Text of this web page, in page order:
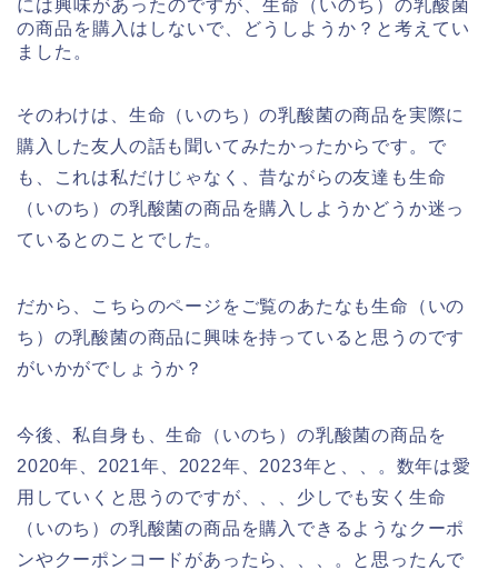
には興味があったのですが、生命（いのち）の乳酸菌
の商品を購入はしないで、どうしようか？と考えてい
ました。
そのわけは、生命（いのち）の乳酸菌の商品を実際に
購入した友人の話も聞いてみたかったからです。で
も、これは私だけじゃなく、昔ながらの友達も生命
（いのち）の乳酸菌の商品を購入しようかどうか迷っ
ているとのことでした。
だから、こちらのページをご覧のあたなも生命（いの
ち）の乳酸菌の商品に興味を持っていると思うのです
がいかがでしょうか？
今後、私自身も、生命（いのち）の乳酸菌の商品を
2020年、2021年、2022年、2023年と、、。数年は愛
用していくと思うのですが、、、少しでも安く生命
（いのち）の乳酸菌の商品を購入できるようなクーポ
ンやクーポンコードがあったら、、、。と思ったんで